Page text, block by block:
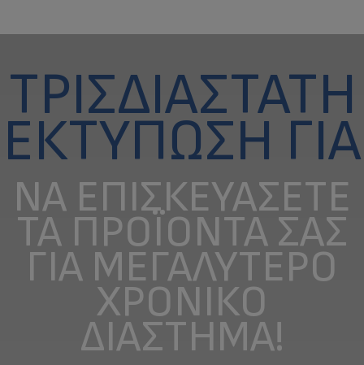
ΤΡΙΣΔΙΆΣΤΑΤΗ
ΕΚΤΎΠΩΣΗ ΓΙΑ
ΝΑ ΕΠΙΣΚΕΥΆΣΕΤΕ
ΤΑ ΠΡΟΪΌΝΤΑ ΣΑΣ
ΓΙΑ ΜΕΓΑΛΎΤΕΡΟ
ΧΡΟΝΙΚΌ
ΔΙΆΣΤΗΜΑ!